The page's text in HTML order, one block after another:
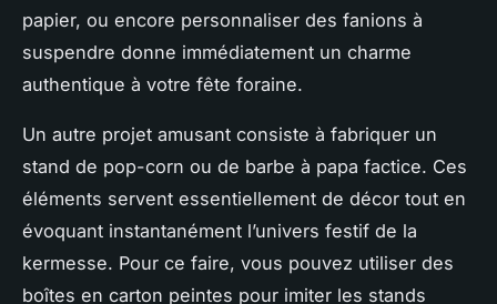
papier, ou encore personnaliser des fanions à
suspendre donne immédiatement un charme
authentique à votre fête foraine.
Un autre projet amusant consiste à fabriquer un
stand de pop-corn ou de barbe à papa factice. Ces
éléments servent essentiellement de décor tout en
évoquant instantanément l’univers festif de la
kermesse. Pour ce faire, vous pouvez utiliser des
boîtes en carton peintes pour imiter les stands